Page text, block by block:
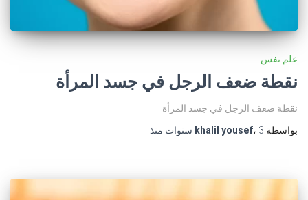
علم نفس
نقطة ضعف الرجل في جسد المرأة
نقطة ضعف الرجل في جسد المرأة
بواسطة
khalil yousef، 3 سنوات منذ